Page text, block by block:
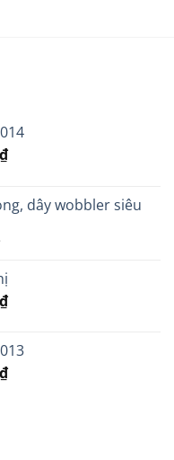
Giá
là:dây wobbler siêu
Giá
là:
25,000.00₫.
Giá